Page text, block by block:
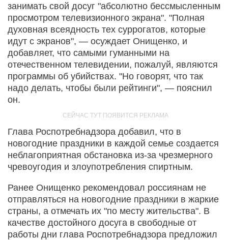
занимать свой досуг "абсолютно бессмысленным
просмотром телевизионного экрана". "Полная
духовная всеядность тех суррогатов, которые
идут с экранов", — осуждает Онищенко, и
добавляет, что самыми гуманными на
отечественном телевидении, пожалуй, являются
программы об убийствах. "Но говорят, что так
надо делать, чтобы были рейтинги", — пояснил
он.
Глава Роспотребнадзора добавил, что в
новогодние праздники в каждой семье создается
неблагоприятная обстановка из-за чрезмерного
чревоугодия и злоупотребления спиртным.
Ранее Онищенко рекомендовал россиянам не
отправляться на новогодние праздники в жаркие
страны, а отмечать их "по месту жительства". В
качестве достойного досуга в свободные от
работы дни глава Роспотребнадзора предложил